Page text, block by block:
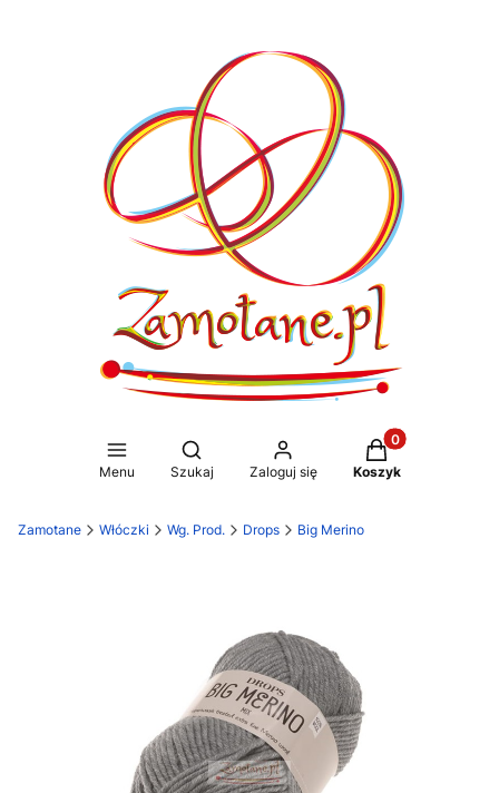
Menu
Otwórz wyszukiwarkę
Szukaj Zaloguj się
Produkty w
Koszyk
Zamotane Włóczki Wg. Prod. Drops Big Merino